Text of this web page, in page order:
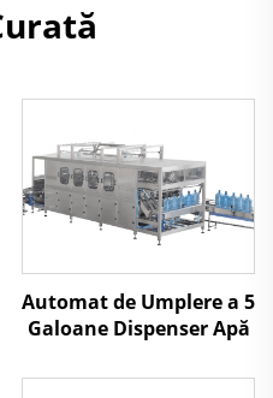
Automat de Umplere a 5
Galoane Dispenser Apă